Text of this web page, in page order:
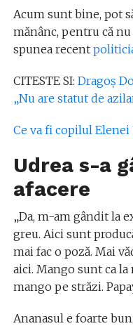
Acum sunt bine, pot
mănânc, pentru că
spunea recent
CITESTE SI: Dragoș
„Nu are statut de
Ce va fi copilul Elenei
Udrea s-a
afacere
„Da, m-am gândit la
greu. Aici sunt
mai fac o poză. Mai
aici. Mango sunt ca
mango pe străzi.
Ananasul e foarte